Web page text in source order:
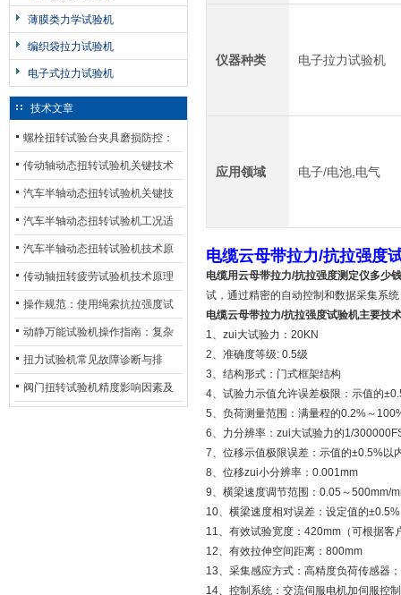
薄膜类力学试验机
编织袋拉力试验机
电子式拉力试验机
技术文章
螺栓扭转试验台夹具磨损防控：
材质选型与表面处理的耐用性优
化
传动轴动态扭转试验机关键技术
及产业落地应用
汽车半轴动态扭转试验机关键技
术及产业落地应用
汽车半轴动态扭转试验机工况适
配与质控应用探析
汽车半轴动态扭转试验机技术原
理与行业应用
传动轴扭转疲劳试验机技术原理
与行业应用
操作规范：使用绳索抗拉强度试
验机的完整测试步骤
动静万能试验机操作指南：复杂
动态测试的标准化流程
扭力试验机常见故障诊断与排
除：从传感器信号异常到机械传
阀门扭转试验机精度影响因素及
仪器种类 电子拉力试验机
应用领域 电子/电池,电气
电缆云母带拉力/抗拉强度
电缆用云母带拉力/抗拉强度测定仪多少钱
试，通过精密的自动控制和数据采集系
电缆云母带拉力/抗拉强度试验机主要技
1、zui大试验力：20KN
2、准确度等级: 0.5级
3、结构形式：门式框架结构
4、试验力示值允许误差极限：示值的
5、负荷测量范围：满量程的0.2%～
6、力分辨率：zui大试验力的1/
7、位移示值极限误差：示值的±0.5%以
8、位移zui小分辨率：0.001mm
9、横梁速度调节范围：0.05～500mm/
10、横梁速度相对误差：设定值的
11、有效试验宽度：420mm（可根据客
12、有效拉伸空间距离：800mm
13、采集感应方式：高精度负荷传感器；
14、控制系统：交流伺服电机加伺服控